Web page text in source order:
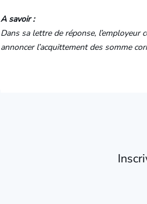
A savoir :
Dans sa lettre de réponse,
annoncer l’acquittement des somme